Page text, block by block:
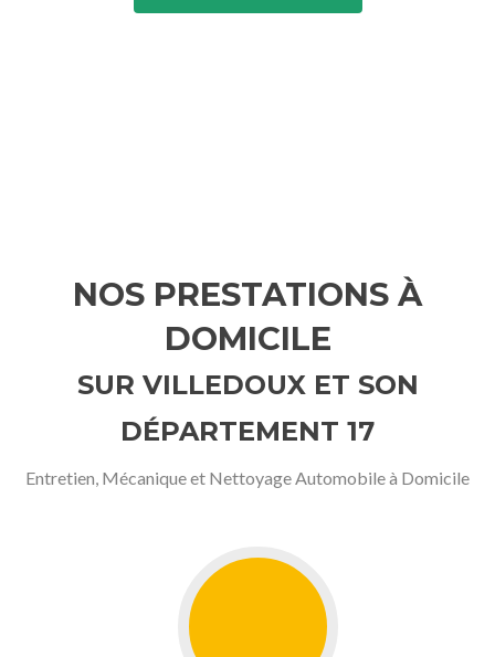
NOS PRESTATIONS À
DOMICILE
SUR VILLEDOUX ET SON
DÉPARTEMENT 17
Entretien, Mécanique et Nettoyage Automobile à Domicile